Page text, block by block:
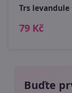
Trs
79 Kč
Buďte